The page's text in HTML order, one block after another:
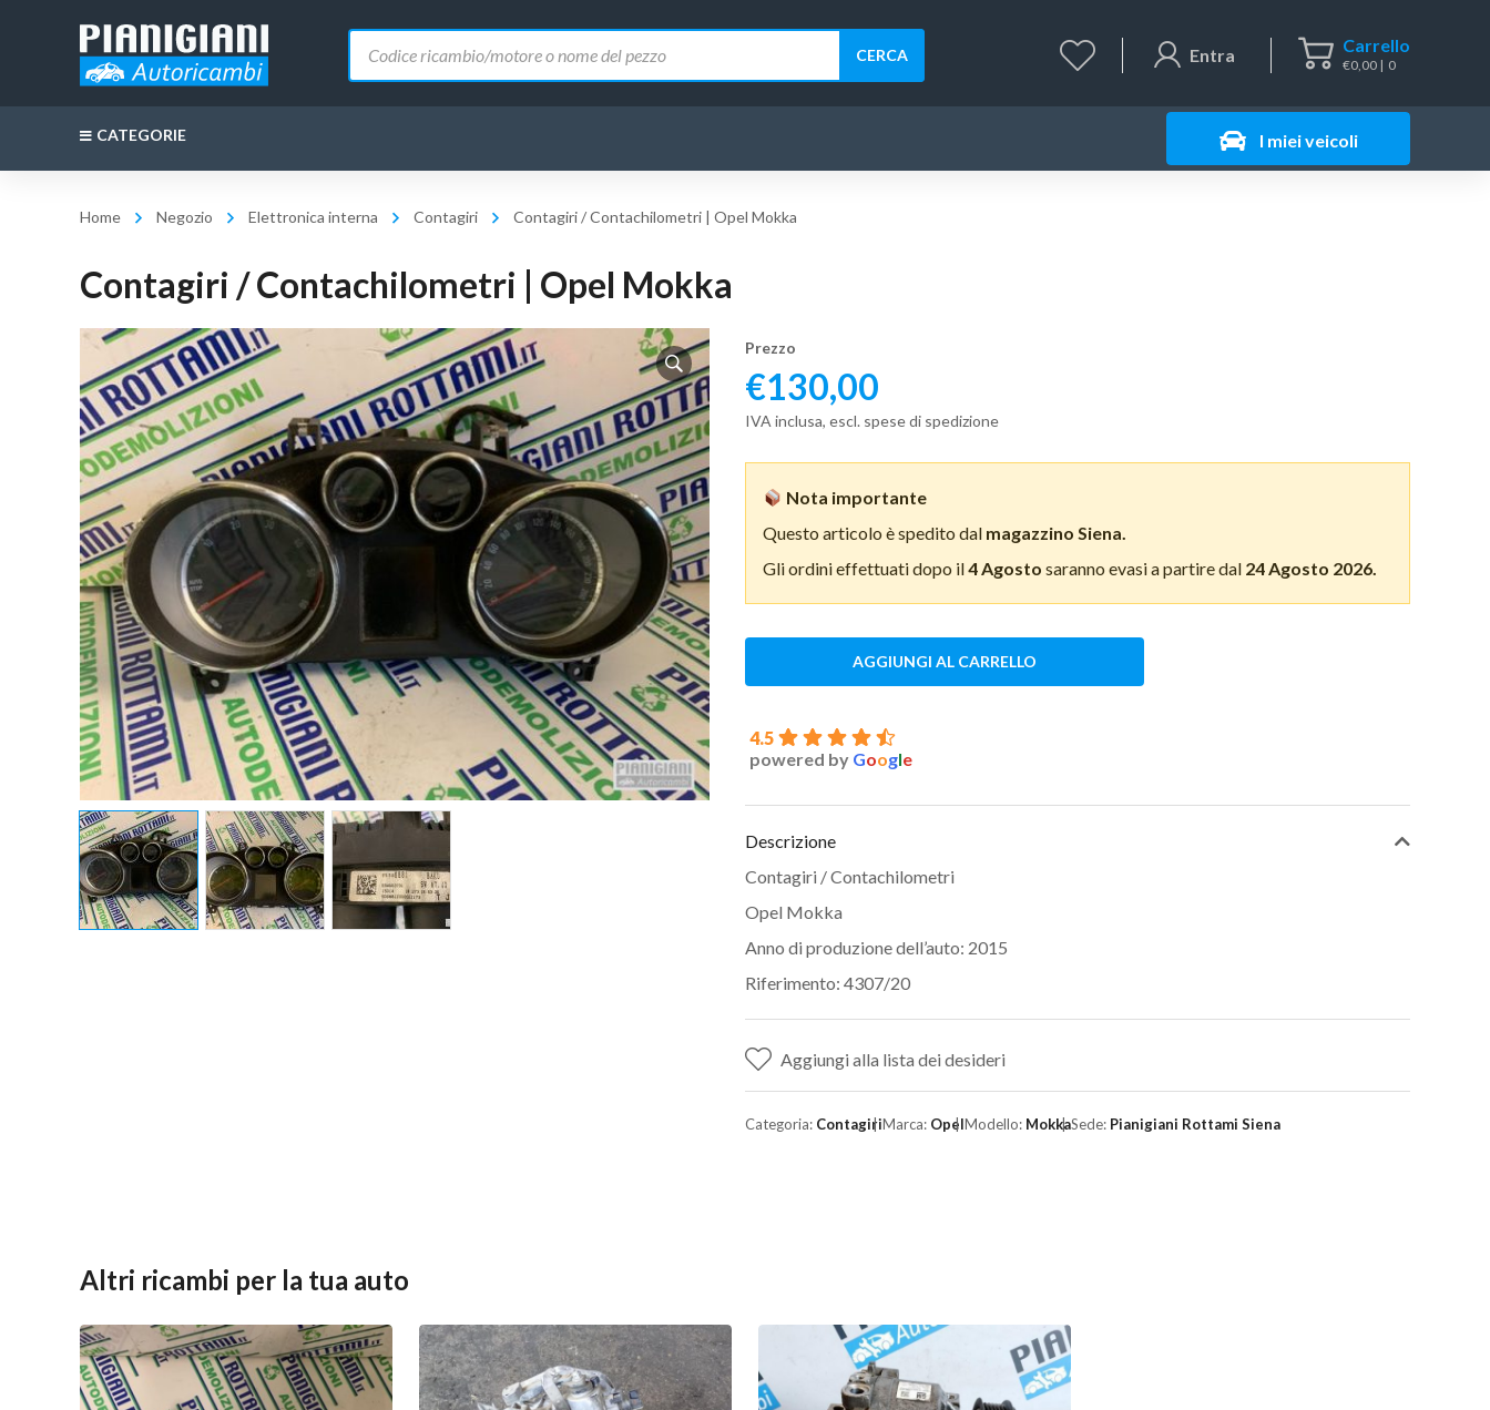
Carrello
€0,00 0
Entra
prodotti
CERCA
I miei veicoli
CATEGORIE
Home Negozio Elettronica interna Contagiri Contagiri / Contachilometri | Opel Mokka
Contagiri / Contachilometri | Opel Mokka
Prezzo
€130,00
IVA inclusa, escl. spese di spedizione
Nota importante
Questo articolo è spedito dal magazzino Siena.
Gli ordini effettuati dopo il4 Agosto saranno evasi a partire dal 24 Agosto 2026.
AGGIUNGI AL CARRELLO
4.5
powered by Google
Descrizione
Contagiri / Contachilometri
Opel Mokka
Anno di produzione dell’auto: 2015
Riferimento: 4307/20
Aggiungi alla lista dei desideri
Categoria: ContagiriMarca: OpelModello: MokkaSede: Pianigiani Rottami Siena
Altri ricambi per la tua auto